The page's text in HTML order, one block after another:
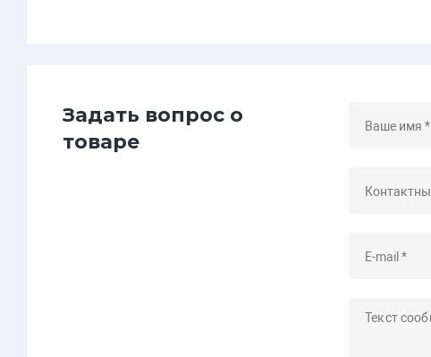
Задать вопрос о
товаре